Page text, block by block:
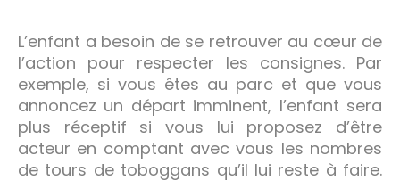
L’enfant a besoin de se retrouver au cœur de
l’action pour respecter les consignes. Par
exemple, si vous êtes au parc et que vous
annoncez un départ imminent, l’enfant sera
plus réceptif si vous lui proposez d’être
acteur en comptant avec vous les nombres
de tours de toboggans qu’il lui reste à faire.